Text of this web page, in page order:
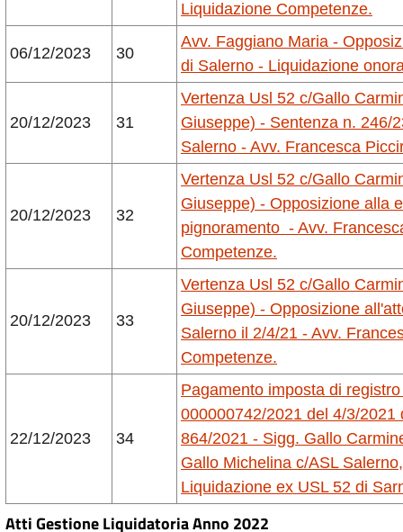
Liquidazione Competenze.
06/12/2023 30
Avv. Faggiano Maria -
di Salerno - Liquidazione
20/12/2023 31
Vertenza Usl 52 c/Gallo
Giuseppe) - Sentenza n. 246/
Salerno - Avv. Francesca
20/12/2023 32
Vertenza Usl 52 c/Gallo
Giuseppe) - Opposizione alla
pignoramento - Avv.
Competenze.
20/12/2023 33
Vertenza Usl 52 c/Gallo
Giuseppe) - Opposizione
Salerno il 2/4/21 - Avv.
Competenze.
22/12/2023 34
Pagamento imposta di
000000742/2021 del 4/3/2021
864/2021 - Sigg. Gallo
Gallo Michelina c/ASL
Liquidazione ex USL 52 di
Atti Gestione Liquidatoria Anno 2022